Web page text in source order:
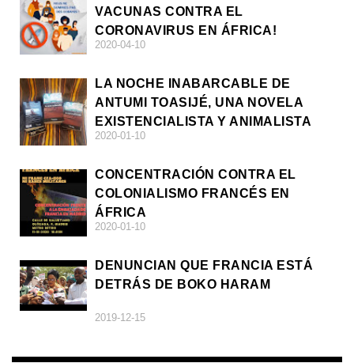
VACUNAS CONTRA EL
CORONAVIRUS EN ÁFRICA!
2020-04-10
LA NOCHE INABARCABLE DE
ANTUMI TOASIJÉ, UNA NOVELA
EXISTENCIALISTA Y ANIMALISTA
2020-01-10
CONCENTRACIÓN CONTRA EL
COLONIALISMO FRANCÉS EN
ÁFRICA
2020-01-10
DENUNCIAN QUE FRANCIA ESTÁ
DETRÁS DE BOKO HARAM
2019-12-15